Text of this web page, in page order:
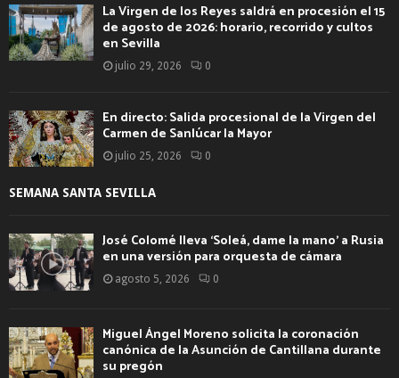
La Virgen de los Reyes saldrá en procesión el 15
de agosto de 2026: horario, recorrido y cultos
en Sevilla
julio 29, 2026 0
En directo: Salida procesional de la Virgen del
Carmen de Sanlúcar la Mayor
julio 25, 2026 0
SEMANA SANTA SEVILLA
José Colomé lleva ‘Soleá, dame la mano’ a Rusia
en una versión para orquesta de cámara
agosto 5, 2026 0
Miguel Ángel Moreno solicita la coronación
canónica de la Asunción de Cantillana durante
su pregón